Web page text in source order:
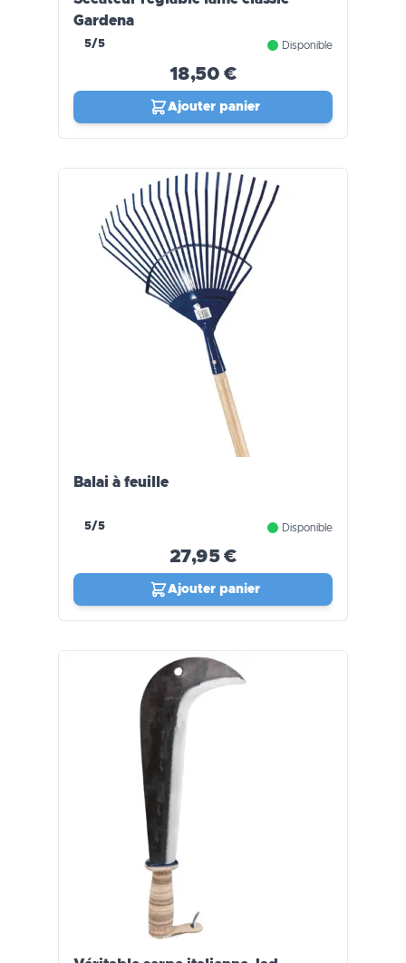
Gardena
5/5 Disponible
18,50 €
Ajouter panier
Balai à feuille
5/5 Disponible
27,95 €
Ajouter panier